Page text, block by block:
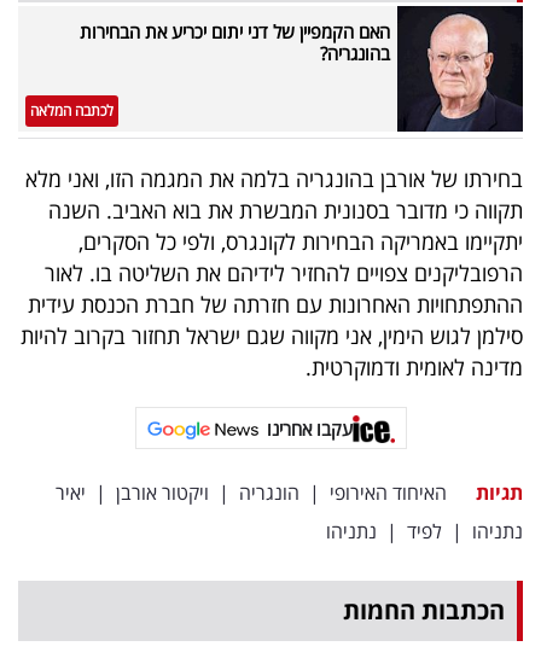
האם הקמפיין של דני יתום יכריע את הבחירות
בהונגריה?
לכתבה המלאה
בחירתו של אורבן בהונגריה בלמה את המגמה הזו, ואני מלא
תקווה כי מדובר בסנונית המבשרת את בוא האביב. השנה
יתקיימו באמריקה הבחירות לקונגרס, ולפי כל הסקרים,
הרפובליקנים צפויים להחזיר לידיהם את השליטה בו. לאור
ההתפתחויות האחרונות עם חזרתה של חברת הכנסת עידית
סילמן לגוש הימין, אני מקווה שגם ישראל תחזור בקרוב להיות
מדינה לאומית ודמוקרטית.
עקבו אחרינו
תגיות האיחוד האירופי | הונגריה | ויקטור אורבן | יאיר
נתניהו | לפיד | נתניהו
הכתבות החמות